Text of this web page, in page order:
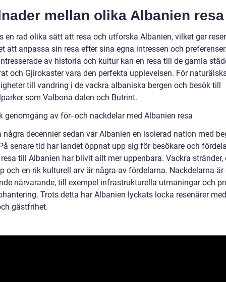
mellan olika Albanien resa
en rad olika sätt att resa och utforska Albanien, vilket ger
att anpassa sin resa efter sina egna intressen och
av historia och kultur kan en resa till de gamla
och Gjirokaster vara den perfekta upplevelsen. För
till vandring i de vackra albaniska bergen och besök till
som Valbona-dalen och Butrint.
genomgång av för- och nackdelar med Albanien resa
några decennier sedan var Albanien en isolerad nation med
senare tid har landet öppnat upp sig för besökare och
till Albanien har blivit allt mer uppenbara. Vackra stränder,
och en rik kulturell arv är några av fördelarna. Nackdelarna är
närvarande, till exempel infrastrukturella utmaningar och
Trots detta har Albanien lyckats locka resenärer
gästfrihet.